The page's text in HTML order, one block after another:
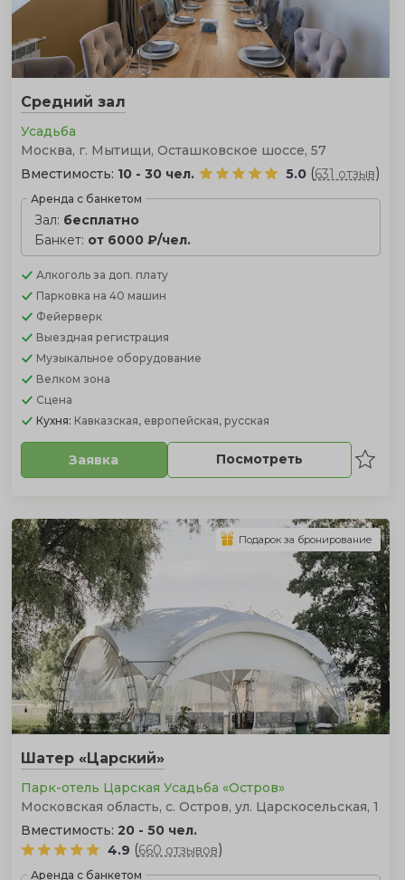
Средний зал
Усадьба
Москва, г. Мытищи, Осташковское шоссе, 57
Вместимость: 10 - 30 чел. 5.0 (631 отзыв)
Аренда с банкетом
Зал: бесплатно
Банкет: от 6000 ₽/чел.
Алкоголь за доп. плату
Парковка на 40 машин
Фейерверк
Выездная регистрация
Музыкальное оборудование
Велком зона
Сцена
Кухня: Кавказская, европейская, русская
Заявка Посмотреть
Шатер «Царский»
Парк-отель Царская Усадьба «Остров»
Московская область, с. Остров, ул. Царскосельская, 1
Вместимость: 20 - 50 чел.
4.9 (660 отзывов)
Аренда с банкетом
Подарок за бронирование